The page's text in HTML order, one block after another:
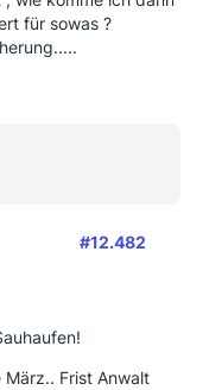
für sowas ?
#12.482
März.. Frist Anwalt